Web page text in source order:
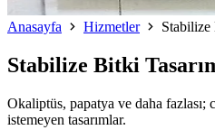
Anasayfa Hizmetler Stabilize
Stabilize Bitki
Okaliptüs, papatya ve daha fazlası;
istemeyen tasarımlar.